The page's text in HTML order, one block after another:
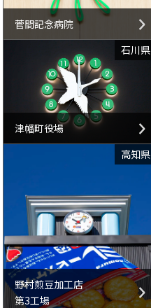
菅間記念病院
石川県
津幡町役場
高知県
野村煎豆加工店
第3工場